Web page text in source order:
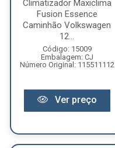
Climatizador Maxiclima
Fusion Essence
Caminhão Volkswagen
12...
Código: 15009
Embalagem: CJ
Número Original: 115511112
Ver preço